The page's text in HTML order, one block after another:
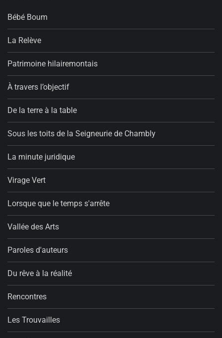
Bébé Boum
La Relève
Patrimoine hilairemontais
À travers l’objectif
De la terre à la table
Sous les toits de la Seigneurie de Chambly
La minute juridique
Virage Vert
Lorsque que le temps s'arrête
Vallée des Arts
Paroles d'auteurs
Du rêve à la réalité
Rencontres
Les Trouvailles